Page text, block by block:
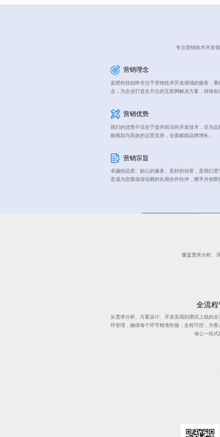
专注营销技术开发
营销理念
蓝橙科技始终专注于营销技术开发领域的服务，秉
念，为企业打造全方位的互联网解决方案，持续创
营销优势
我们的优势不仅在于提供前沿的开发技术，还为
能规划与高效的运营支持，全面赋能品牌增长。
营销宗旨
卓越的品质、贴心的服务、良好的信誉，是我们
意成为您最值得信赖的长期合作伙伴，携手共创辉
覆盖需求分析、
全流程
从需求分析、方案设计、开发实现到测试上线的全
环管理，确保每个环节精准衔接，全程可控，为客
省心一站式